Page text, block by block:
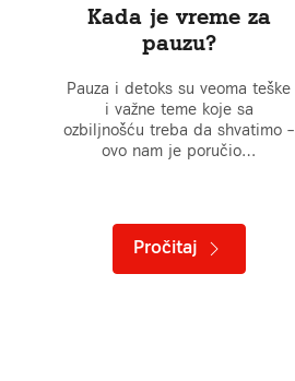
Kada je vreme za
pauzu?
Pauza i detoks su veoma teške
i važne teme koje sa
ozbiljnošću treba da shvatimo –
ovo nam je poručio…
Pročitaj